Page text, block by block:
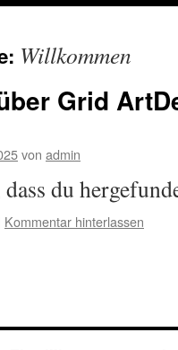
Willkommen
Grid
von admin
du
Kommentar hinterlassen